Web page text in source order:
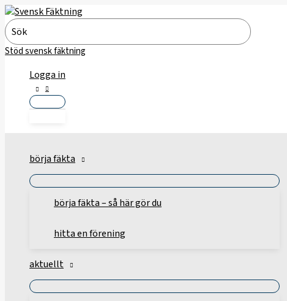
Hoppa
till
innehåll
Search
for:
Stöd svensk fäktning
Logga in
börja fäkta
börja fäkta – så här gör du
hitta en förening
aktuellt